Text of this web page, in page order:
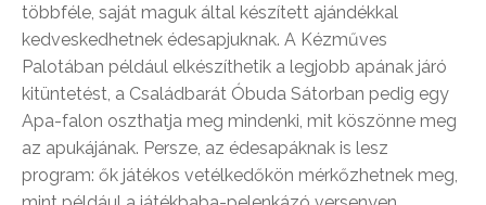
többféle, saját maguk által készített ajándékkal
kedveskedhetnek édesapjuknak. A Kézműves
Palotában például elkészíthetik a legjobb apának járó
kitüntetést, a Családbarát Óbuda Sátorban pedig egy
Apa-falon oszthatja meg mindenki, mit köszönne meg
az apukájának. Persze, az édesapáknak is lesz
program: ők játékos vetélkedőkön mérkőzhetnek meg,